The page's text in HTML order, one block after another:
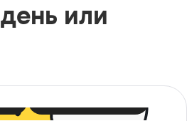
или